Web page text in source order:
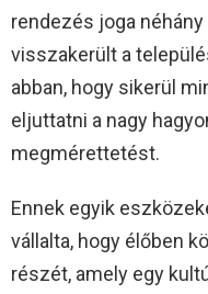
rendezés joga
visszakerült a
abban, hogy sikerül
eljuttatni a nagy
megmérettetést.
Ennek egyik
vállalta, hogy élőben
részét, amely egy